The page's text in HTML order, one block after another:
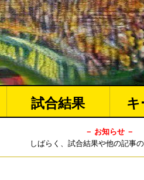
試合結果
－ お知らせ －
しばらく、試合結果や他の記事